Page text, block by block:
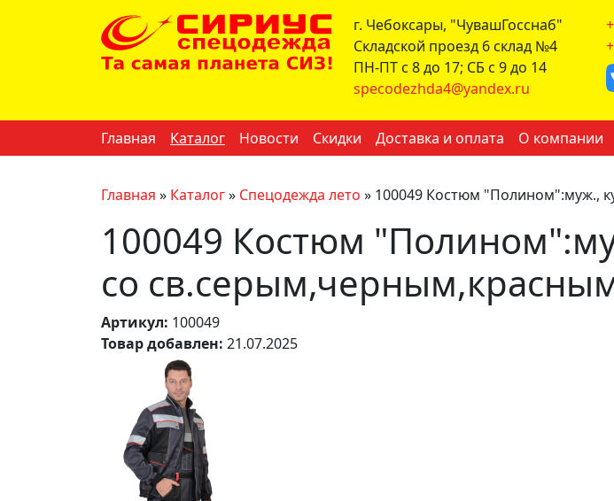
г. Чебоксары, "ЧувашГосснаб"
Складской проезд 6 склад №4
ПН-ПТ с 8 до 17; СБ с 9 до 14
specodezhda4@yandex.ru
Главная Каталог Новости Скидки Доставка и оплата О компании
Главная » Каталог» Спецодежда лето » 100049 Костюм "Полином":муж.,
100049 Костюм
со
Артикул: 100049
Товар добавлен: 21.07.2025